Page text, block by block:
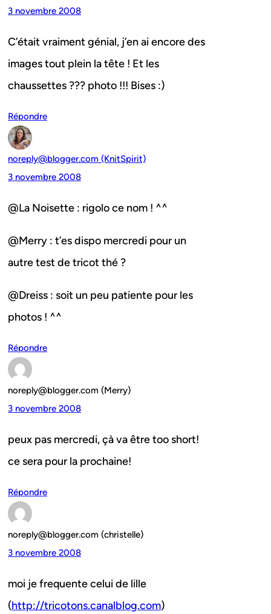
3 novembre 2008
C’était vraiment génial, j’en ai encore des
images tout plein la tête ! Et les
chaussettes ??? photo !!! Bises :)
Répondre
noreply@blogger.com (KnitSpirit)
3 novembre 2008
@La Noisette : rigolo ce nom ! ^^
@Merry : t’es dispo mercredi pour un
autre test de tricot thé ?
@Dreiss : soit un peu patiente pour les
photos ! ^^
Répondre
noreply@blogger.com (Merry)
3 novembre 2008
peux pas mercredi, çà va être too short!
ce sera pour la prochaine!
Répondre
noreply@blogger.com (christelle)
3 novembre 2008
moi je frequente celui de lille
(http://tricotons.canalblog.com)